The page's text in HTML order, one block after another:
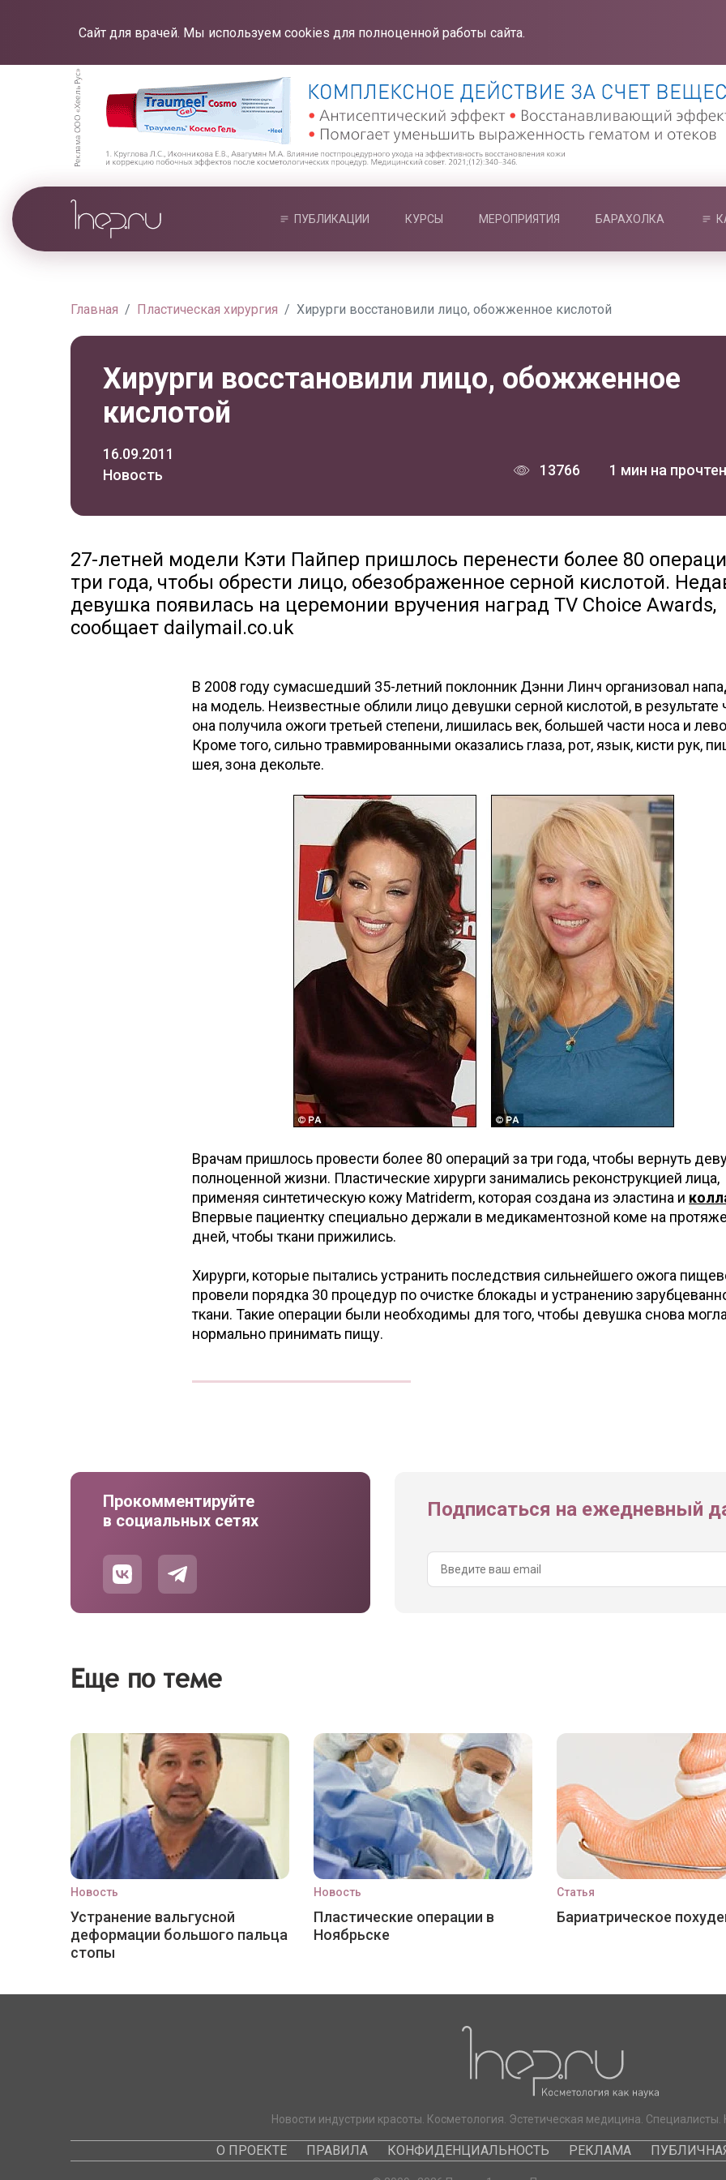
Сайт для врачей. Мы используем cookies для полноценной работы сайта.
ПУБЛИКАЦИИ КУРСЫ МЕРОПРИЯТИЯ БАРАХОЛКА
Главная Пластическая хирургия Хирурги восстановили лицо, обожженное кислотой
Хирурги восстановили лицо, обожженное
кислотой
16.09.2011
Новость
13766 1 мин на
27-летней модели Кэти Пайпер пришлось перенести более 80
три года, чтобы обрести лицо, обезображенное серной кислотой.
девушка появилась на церемонии вручения наград TV Choice Awards,
сообщает dailymail.co.uk
В 2008 году сумасшедший 35-летний поклонник Дэнни Линч организовал
на модель. Неизвестные облили лицо девушки серной кислотой, в результате
она получила ожоги третьей степени, лишилась век, большей части носа и
Кроме того, сильно травмированными оказались глаза, рот, язык, кисти рук,
шея, зона декольте.
Врачам пришлось провести более 80 операций за три года, чтобы вернуть
полноценной жизни. Пластические хирурги занимались реконструкцией лица,
применяя синтетическую кожу Matriderm, которая создана из эластина и
Впервые пациентку специально держали в медикаментозной коме на
дней, чтобы ткани прижились.
Хирурги, которые пытались устранить последствия сильнейшего ожога
провели порядка 30 процедур по очистке блокады и устранению
ткани. Такие операции были необходимы для того, чтобы девушка снова могла
нормально принимать пищу.
Прокомментируйте
в социальных сетях
Подписаться на ежедневный
Еще по теме
Новость
Устранение вальгусной
деформации большого пальца
стопы
Новость
Пластические операции в
Ноябрьске
Статья
Бариатрическое
Новости индустрии красоты. Косметология. Эстетическая медицина. Специалисты.
О ПРОЕКТЕ ПРАВИЛА КОНФИДЕНЦИАЛЬНОСТЬ РЕКЛАМА